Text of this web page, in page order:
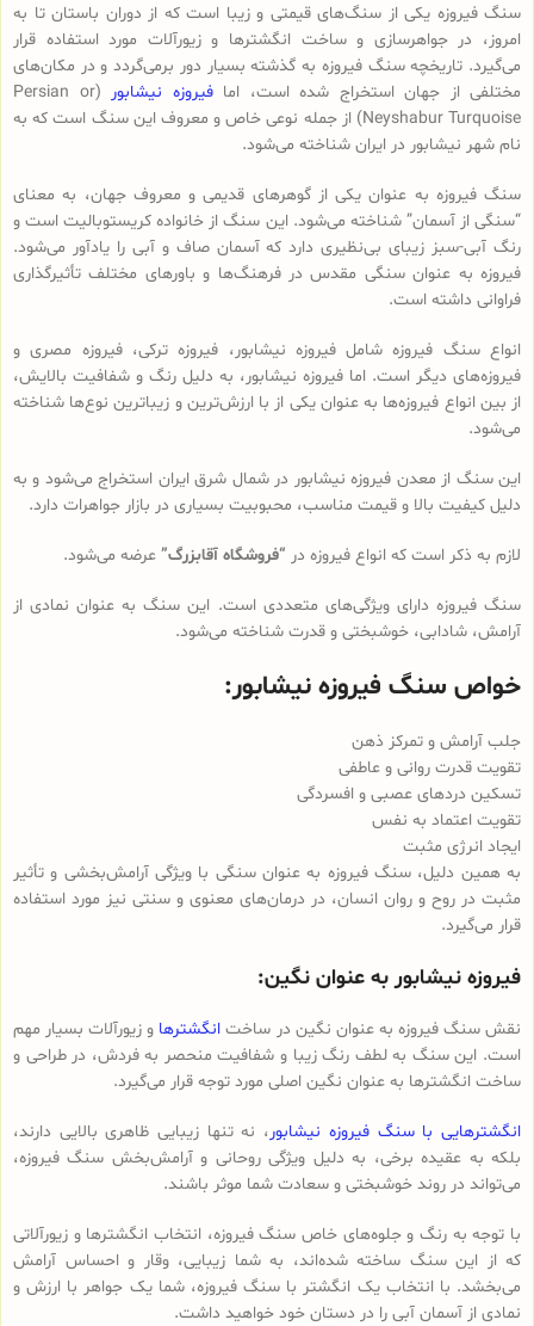
سنگ فیروزه یکی از سنگ‌های قیمتی و زیبا است که از دوران باستان تا به
امروز، در جواهرسازی و ساخت انگشترها و زیورآلات مورد استفاده قرار
می‌گیرد. تاریخچه سنگ فیروزه به گذشته بسیار دور برمی‌گردد و در مکان‌های
مختلفی از جهان استخراج شده است، امافیروزه نیشابور
(Persian or
Neyshabur Turquoise) از جمله نوعی خاص و معروف این سنگ است که به
نام شهر نیشابور در ایران شناخته می‌شود.
سنگ فیروزه به عنوان یکی از گوهرهای قدیمی و معروف جهان، به معنای
“سنگی از آسمان” شناخته می‌شود. این سنگ از خانواده کریستوبالیت است و
رنگ آبی-سبز زیبای بی‌نظیری دارد که آسمان صاف و آبی را یادآور می‌شود.
فیروزه به عنوان سنگی مقدس در فرهنگ‌ها و باورهای مختلف تأثیرگذاری
فراوانی داشته است.
انواع سنگ فیروزه شامل فیروزه نیشابور، فیروزه ترکی، فیروزه مصری و
فیروزه‌های دیگر است. اما فیروزه نیشابور، به دلیل رنگ و شفافیت بالایش،
از بین انواع فیروزه‌ها به عنوان یکی از با ارزش‌ترین و زیباترین نوع‌ها شناخته
می‌شود.
این سنگ از معدن فیروزه نیشابور در شمال شرق ایران استخراج می‌شود و به
دلیل کیفیت بالا و قیمت مناسب، محبوبیت بسیاری در بازار جواهرات دارد.
لازم به ذکر است که انواع فیروزه در “فروشگاه آقابزرگ” عرضه می‌شود.
سنگ فیروزه دارای ویژگی‌های متعددی است. این سنگ به عنوان نمادی از
آرامش، شادابی، خوشبختی و قدرت شناخته می‌شود.
خواص سنگ فیروزه نیشابور:
جلب آرامش و تمرکز ذهن
تقویت قدرت روانی و عاطفی
تسکین دردهای عصبی و افسردگی
تقویت اعتماد به نفس
ایجاد انرژی مثبت
به همین دلیل، سنگ فیروزه به عنوان سنگی با ویژگی آرامش‌بخشی و تأثیر
مثبت در روح و روان انسان، در درمان‌های معنوی و سنتی نیز مورد استفاده
قرار می‌گیرد.
فیروزه نیشابور به عنوان نگین:
نقش سنگ فیروزه به عنوان نگین در ساخت انگشترها و زیورآلات بسیار مهم
است. این سنگ به لطف رنگ زیبا و شفافیت منحصر به فردش، در طراحی و
ساخت انگشترها به عنوان نگین اصلی مورد توجه قرار می‌گیرد.
انگشترهایی با سنگ فیروزه نیشابور، نه تنها زیبایی ظاهری بالایی دارند،
بلکه به عقیده برخی، به دلیل ویژگی روحانی و آرامش‌بخش سنگ فیروزه،
می‌تواند در روند خوشبختی و سعادت شما موثر باشند.
با توجه به رنگ و جلوه‌های خاص سنگ فیروزه، انتخاب انگشترها و زیورآلاتی
که از این سنگ ساخته شده‌اند، به شما زیبایی، وقار و احساس آرامش
می‌بخشد. با انتخاب یک انگشتر با سنگ فیروزه، شما یک جواهر با ارزش و
نمادی از آسمان آبی را در دستان خود خواهید داشت.